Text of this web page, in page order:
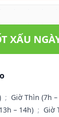
XẤU
; Giờ Thìn (7h
– 14h) ; Giờ